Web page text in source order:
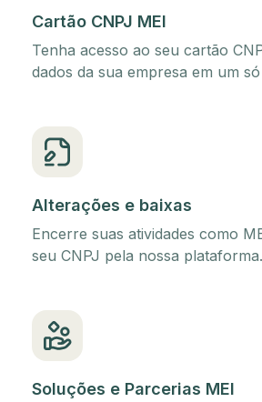
Cartão CNPJ MEI
Tenha acesso ao seu cartão
dados da sua empresa em um
Alterações e baixas
Encerre suas atividades como
seu CNPJ pela nossa plataforma.
Soluções e Parcerias MEI